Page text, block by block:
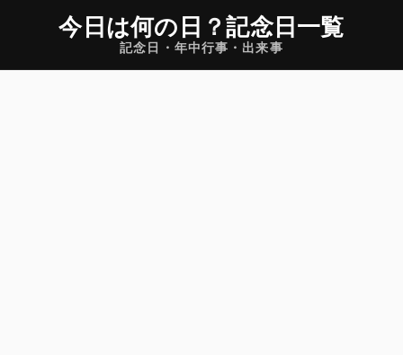
今日は何の日 ？記念日一覧
記念日・年中行事・出来事